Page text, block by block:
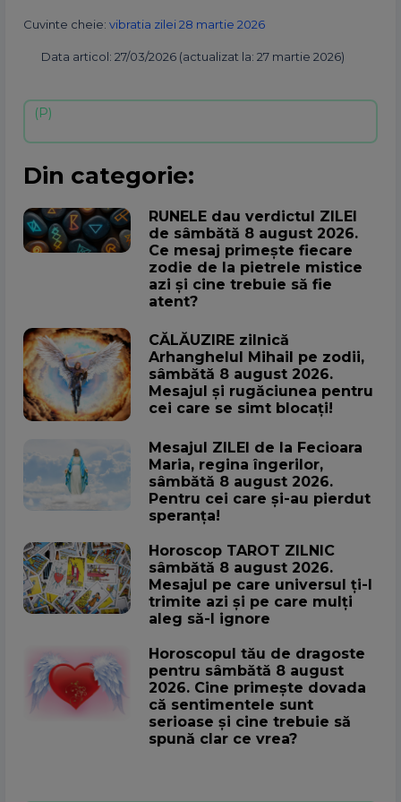
Cuvinte cheie: vibratia zilei 28 martie 2026
Data articol: 27/03/2026 (actualizat la: 27 martie 2026)
Din categorie:
RUNELE dau verdictul ZILEI
de sâmbătă 8 august 2026.
Ce mesaj primește fiecare
zodie de la pietrele mistice
azi și cine trebuie să fie
atent?
CĂLĂUZIRE zilnică
Arhanghelul Mihail pe zodii,
sâmbătă 8 august 2026.
Mesajul și rugăciunea pentru
cei care se simt blocați!
Mesajul ZILEI de la Fecioara
Maria, regina îngerilor,
sâmbătă 8 august 2026.
Pentru cei care și-au pierdut
speranța!
Horoscop TAROT ZILNIC
sâmbătă 8 august 2026.
Mesajul pe care universul ți-l
trimite azi și pe care mulți
aleg să-l ignore
Horoscopul tău de dragoste
pentru sâmbătă 8 august
2026. Cine primește dovada
că sentimentele sunt
serioase și cine trebuie să
spună clar ce vrea?